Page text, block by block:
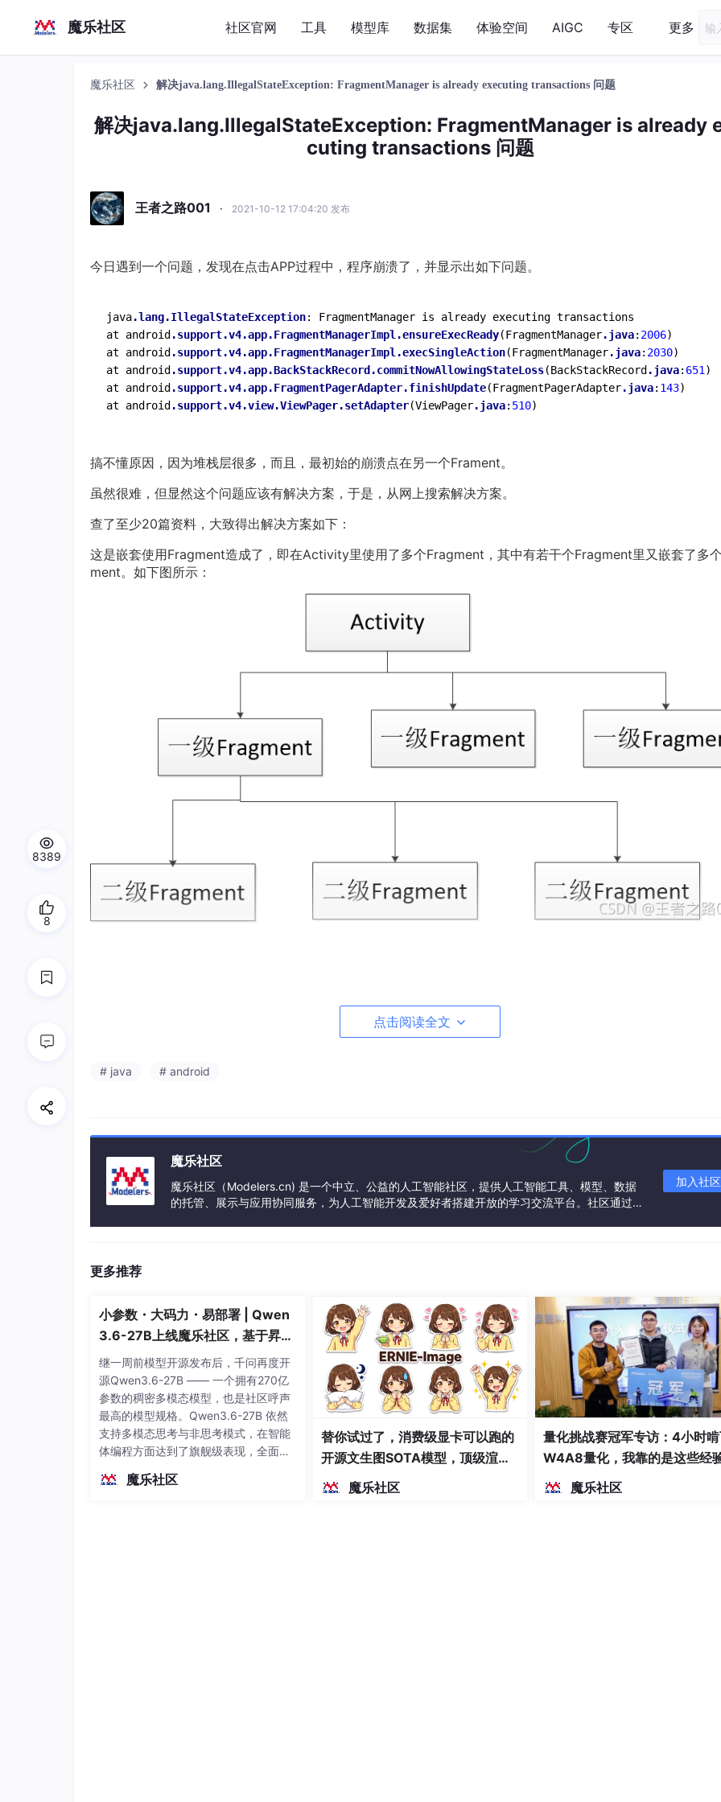
魔乐社区 社区官网 工具 模型库 数据集 体验空间 AIGC 专区 更多
魔乐社区 解决java.lang.IllegalStateException: FragmentManager is already executing transactions 问题
解决java.lang.IllegalStateException: FragmentManager is already
cuting transactions 问题
王者之路001 · 2021-10-12 17:04:20 发布
今日遇到一个问题，发现在点击APP过程中，程序崩溃了，并显示出如下问题。
java.lang.IllegalStateException: FragmentManager is already executing transactions
at android .support.v4.app.FragmentManagerImpl .ensureExecReady(FragmentManager.java: 2006)
at android .support.v4.app.FragmentManagerImpl .execSingleAction(FragmentManager.java: 2030)
at android .support.v4.app.BackStackRecord .commitNowAllowingStateLoss(BackStackRecord .java: 651 )
at android .support.v4.app.FragmentPagerAdapter.finishUpdate(FragmentPagerAdapter.java: 143)
at android .support.v4.view.ViewPager.setAdapter(ViewPager.java: 510
搞不懂原因，因为堆栈层很多，而且，最初始的崩溃点在另一个Frament。
虽然很难，但显然这个问题应该有解决方案，于是，从网上搜索解决方案。
查了至少20篇资料，大致得出解决方案如下：
这是嵌套使用Fragment造成了，即在Activity里使用了多个Fragment，其中有若干个Fragment里又嵌套了多
ment。如下图所示：
而造成这一崩溃的根本原因是在以一级Fragment里使用了getActivity().getSupportFragmentManager()。原
工程师用这个是想操作二级Fragment，但实际是操作了一级Fragment，从而造成认为事务冲突而崩溃。
android - FragmentManager is already executing transactions. When is it safe to initialise pager
mmit? - Stack Overflow
[2]https://segmentfault.com/q/1010000007719092
[4]https://www.reddit.com/r/androiddev/comments/kqz3sg/
点击阅读全文
# java # android
魔乐社区
魔乐社区（Modelers.cn) 是一个中立、公益的人工智能社区，提供人工智能工具、模型、数据
的托管、展示与应用协同服务，为人工智能开发及爱好者搭建开放的学习交流平台。社区通过理
加入社区
更多推荐
小参数・大码力・易部署 | Qwen
3.6-27B上线魔乐社区，基于昇腾
的部署教程来了
继一周前模型开源发布后，千问再度开
源Qwen3.6-27B —— 一个拥有270亿
参数的稠密多模态模型，也是社区呼声
最高的模型规格。Qwen3.6-27B 依然
支持多模态思考与非思考模式，在智能
体编程方面达到了旗舰级表现，全面超
（总参数397B / 激活参数17B的MoE模
魔乐社区
替你试过了，消费级显卡可以跑的
开源文生图SOTA模型，顶级渲
染、高密度文本绘图
魔乐社区
量化挑战赛冠军专访：4小时
W4A8量化，我靠的是这些经
魔乐社区
8389
8